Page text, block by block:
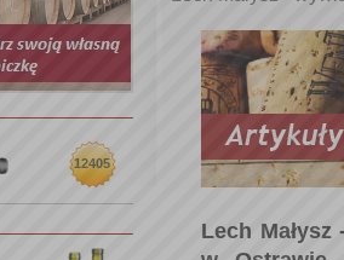
12405
Lech